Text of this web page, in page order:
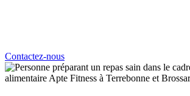
Contactez-nous